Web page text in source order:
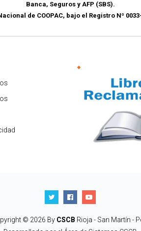
Banca, Seguros y AFP (SBS).
de COOPAC, bajo el Registro Nº 0033-
© 2026 By CSCB Rioja - San Martín -